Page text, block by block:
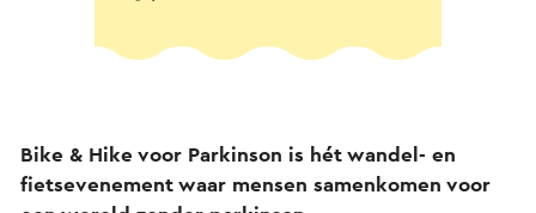
Bike & Hike voor Parkinson is hét wandel- en
fietsevenement waar mensen samenkomen voor